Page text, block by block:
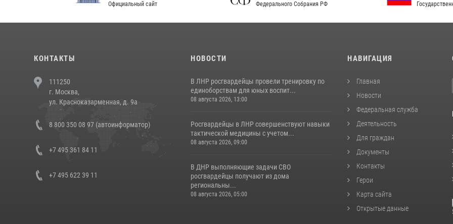
Официальный сайт Федерального Собрания РФ Государственной власти РФ
КОНТАКТЫ
111250
г. Москва,
ул. Красноказарменная, д. 9а
8 800 350 08 97 (автоинформатор)
+7 495 361 84 11
+7 495 622 39 11
НОВОСТИ
В ЛНР росгвардейцы провели тренировку по
единоборствам для юных воспит...
08 августа 2026, 13:00
Росгвардейцы в ЛНР совершенствуют навыки
тактической медицины с учетом...
08 августа 2026, 09:00
В ДНР выполняющие задачи СВО
росгвардейцы получают из дома
региональны...
08 августа 2026, 05:00
НАВИГАЦИЯ
Главная
Новости
Федеральная служба
Деятельность
Для граждан
Документы
Контакты
Герои
Карта сайта
Открытые данные